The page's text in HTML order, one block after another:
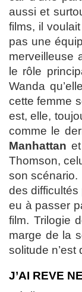
aussi et
films, il
pas une
merveilleuse
le rôle
Wanda
cette femme
est, elle,
comme le
Manhattan
Thomson,
son scénario.
des difficultés
eu à passer
film. Trilogie
marge de la
solitude n’est
J’AI REVE